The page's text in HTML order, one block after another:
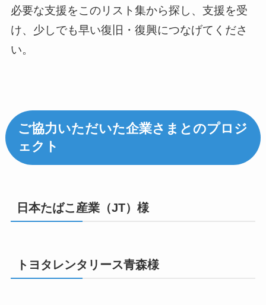
必要な支援をこのリスト集から探し、支援を受
け、少しでも早い復旧・復興につなげてくださ
い。
ご協力いただいた企業さまとのプロジ
ェクト
日本たばこ産業（JT）様
トヨタレンタリース青森様